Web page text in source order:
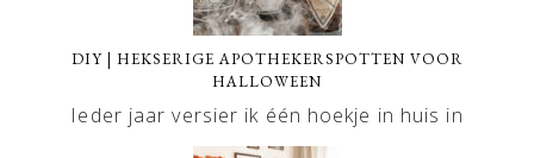
DIY | HEKSERIGE APOTHEKERSPOTTEN VOOR
HALLOWEEN
Ieder jaar versier ik één hoekje in huis in